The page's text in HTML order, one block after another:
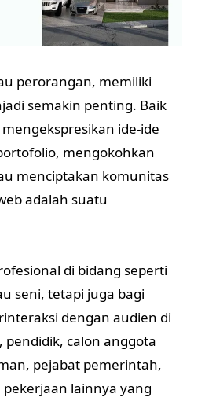
perorangan, memiliki
semakin penting. Baik
ide-ide
mengokohkan
menciptakan komunitas
adalah suatu
di bidang seperti
seni, tetapi juga bagi
dengan audien di
pendidik, calon anggota
pejabat pemerintah,
lainnya yang